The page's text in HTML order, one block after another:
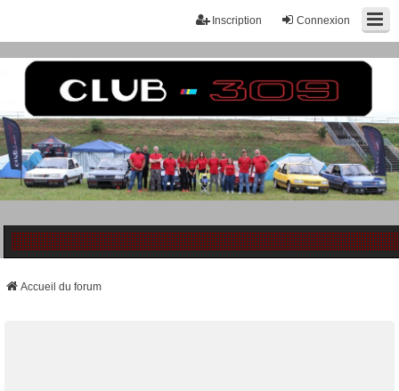
Connexion
Inscription
Accueil du forum